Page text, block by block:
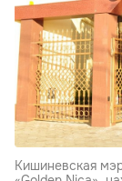
Кишиневская